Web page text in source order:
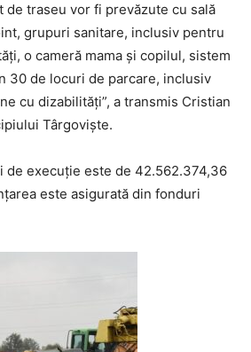
de traseu vor fi prevăzute cu sală
grupuri sanitare, inclusiv pentru
o cameră mama și copilul, sistem
30 de locuri de parcare, inclusiv
cu dizabilități”, a transmis Cristian
Târgoviște.
de execuție este de 42.562.374,36
este asigurată din fonduri